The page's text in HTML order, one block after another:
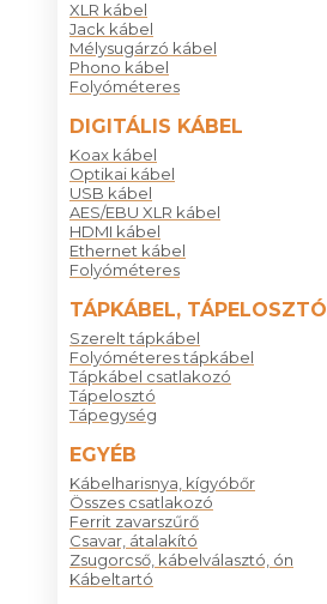
XLR kábel
Jack kábel
Mélysugárzó kábel
Phono kábel
Folyóméteres
DIGITÁLIS KÁBEL
Koax kábel
Optikai kábel
USB kábel
AES/EBU XLR kábel
HDMI kábel
Ethernet kábel
Folyóméteres
TÁPKÁBEL, TÁPELOSZTÓ
Szerelt tápkábel
Folyóméteres tápkábel
Tápkábel csatlakozó
Tápelosztó
Tápegység
EGYÉB
Kábelharisnya, kígyóbőr
Összes csatlakozó
Ferrit zavarszűrő
Csavar, átalakító
Zsugorcső, kábelválasztó, ón
Kábeltartó